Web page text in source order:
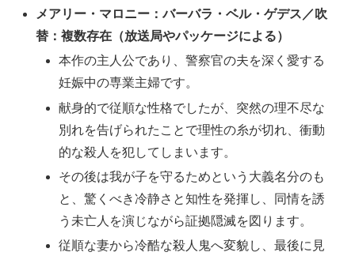
メアリー・マロニー：バーバラ・ベル・ゲデス／吹
替：複数存在（放送局やパッケージによる）
本作の主人公であり、警察官の夫を深く愛する
妊娠中の専業主婦です。
献身的で従順な性格でしたが、突然の理不尽な
別れを告げられたことで理性の糸が切れ、衝動
的な殺人を犯してしまいます。
その後は我が子を守るためという大義名分のも
と、驚くべき冷静さと知性を発揮し、同情を誘
う未亡人を演じながら証拠隠滅を図ります。
従順な妻から冷酷な殺人鬼へ変貌し、最後に見